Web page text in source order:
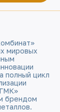
мировых
полный цикл
брендом